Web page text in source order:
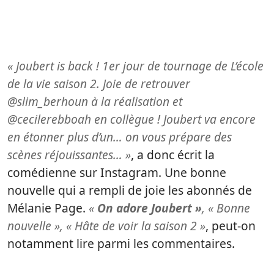
« Joubert is back ! 1er jour de tournage de L’école
de la vie saison 2. Joie de retrouver
@slim_berhoun à la réalisation et
@cecilerebboah en collègue ! Joubert va encore
en étonner plus d’un… on vous prépare des
scènes réjouissantes… », a donc écrit la
comédienne sur Instagram. Une bonne
nouvelle qui a rempli de joie les abonnés de
Mélanie Page. « On adore Joubert », « Bonne
nouvelle », « Hâte de voir la saison 2 », peut-on
notamment lire parmi les commentaires.